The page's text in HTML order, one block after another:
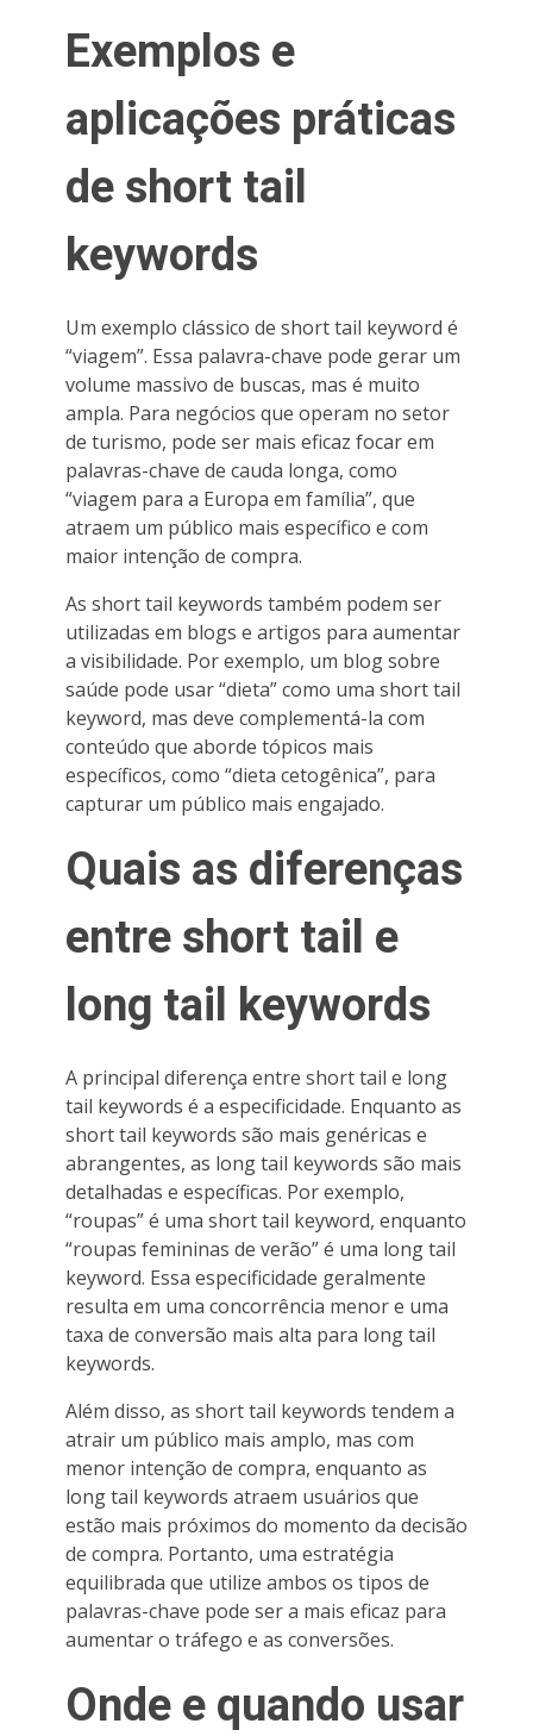
Exemplos e
aplicações práticas
de short tail
keywords
Um exemplo clássico de short tail keyword é
“viagem”. Essa palavra-chave pode gerar um
volume massivo de buscas, mas é muito
ampla. Para negócios que operam no setor
de turismo, pode ser mais eficaz focar em
palavras-chave de cauda longa, como
“viagem para a Europa em família”, que
atraem um público mais específico e com
maior intenção de compra.
As short tail keywords também podem ser
utilizadas em blogs e artigos para aumentar
a visibilidade. Por exemplo, um blog sobre
saúde pode usar “dieta” como uma short tail
keyword, mas deve complementá-la com
conteúdo que aborde tópicos mais
específicos, como “dieta cetogênica”, para
capturar um público mais engajado.
Quais as diferenças
entre short tail e
long tail keywords
A principal diferença entre short tail e long
tail keywords é a especificidade. Enquanto as
short tail keywords são mais genéricas e
abrangentes, as long tail keywords são mais
detalhadas e específicas. Por exemplo,
“roupas” é uma short tail keyword, enquanto
“roupas femininas de verão” é uma long tail
keyword. Essa especificidade geralmente
resulta em uma concorrência menor e uma
taxa de conversão mais alta para long tail
keywords.
Além disso, as short tail keywords tendem a
atrair um público mais amplo, mas com
menor intenção de compra, enquanto as
long tail keywords atraem usuários que
estão mais próximos do momento da decisão
de compra. Portanto, uma estratégia
equilibrada que utilize ambos os tipos de
palavras-chave pode ser a mais eficaz para
aumentar o tráfego e as conversões.
Onde e quando usar